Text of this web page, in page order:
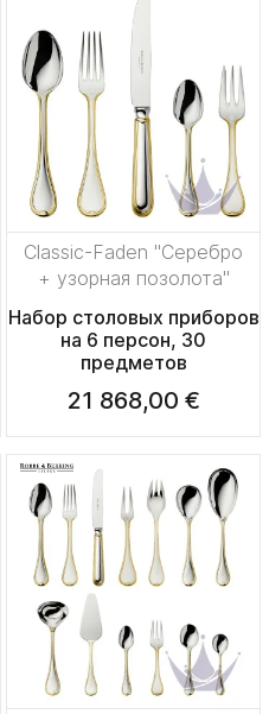
Classic-Faden "Серебро
+ узорная позолота"
Набор столовых приборов
на 6 персон, 30
предметов
21 868,00 €